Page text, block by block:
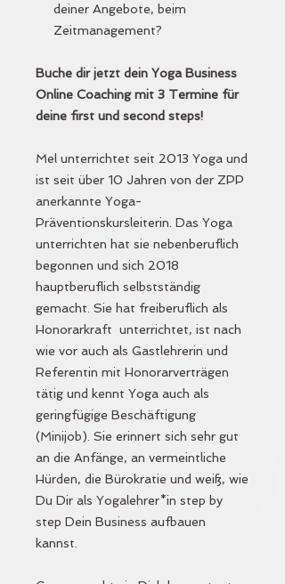
deiner Angebote, beim
Zeitmanagement?
Buche dir jetzt dein Yoga Business
Online Coaching mit 3 Termine für
deine first und second steps!
Mel unterrichtet seit 2013 Yoga und
ist seit über 10 Jahren von der ZPP
anerkannte Yoga-
Präventionskursleiterin. Das Yoga
unterrichten hat sie nebenberuflich
begonnen und sich 2018
hauptberuflich selbstständig
gemacht. Sie hat freiberuflich als
Honorarkraft unterrichtet, ist nach
wie vor auch als Gastlehrerin und
Referentin mit Honorarverträgen
tätig und kennt Yoga auch als
geringfügige Beschäftigung
(Minijob). Sie erinnert sich sehr gut
an die Anfänge, an vermeintliche
Hürden, die Bürokratie und weiß, wie
Du Dir als Yogalehrer*in step by
step Dein Business aufbauen
kannst.